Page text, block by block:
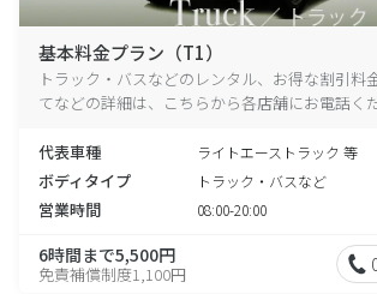
基本料金プラン（T1）
トラック・バスなどのレンタル、お得な割引料
てなどの詳細は、こちらから各店舗にお電話くだ
代表車種 ライトエーストラック 等
ボディタイプ トラック・バスなど
営業時間 08:00-20:00
6時間まで5,500円
免責補償制度1,100円